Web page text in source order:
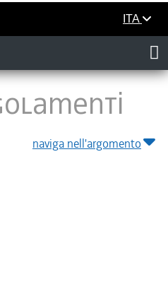
ITA
naviga nell'argomento